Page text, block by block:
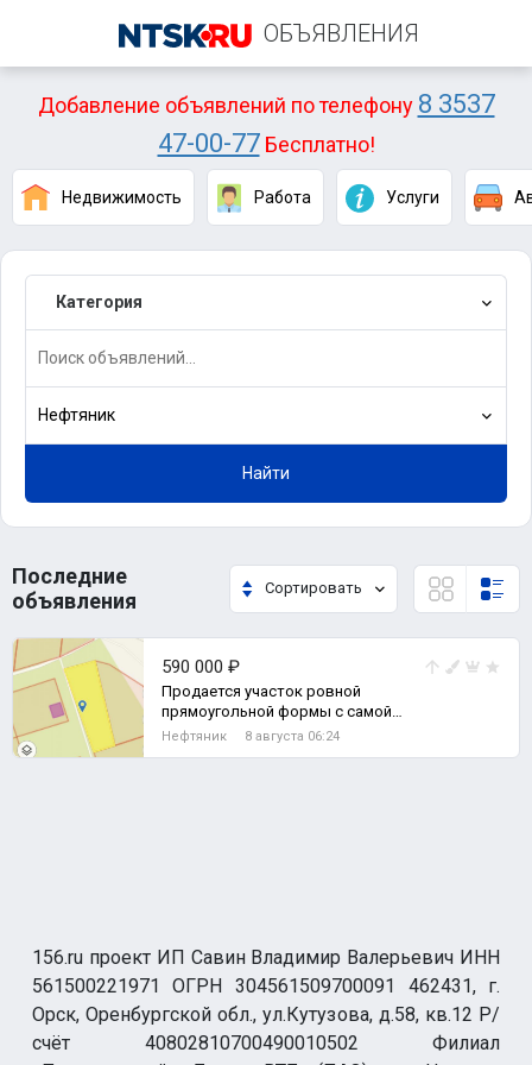
ОБЪЯВЛЕНИЯ
Добавление объявлений по телефону 8 3537
47-00-77Бесплатно!
Недвижимость Работа Услуги
Категория
Нефтяник
Найти
Последние
объявления
Сортировать
590 000 ₽
Продается участок ровной
прямоугольной формы с самой
выгодной локацией всего мкр
Нефтяник 8 августа 06:24
156.ru проект ИП Савин Владимир Валерьевич ИНН
561500221971 ОГРН 304561509700091 462431, г.
Орск, Оренбургской обл., ул.Кутузова, д.58, кв.12 Р/
счёт 40802810700490010502 Филиал